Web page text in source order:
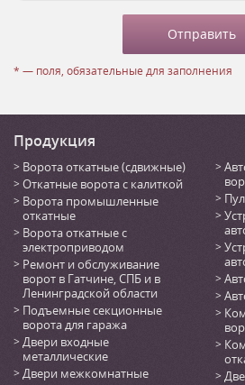
* — поля, обязательные для заполнения
Продукция
Ворота откатные (сдвижные)
Откатные ворота с калиткой
Ворота промышленные
откатные
Ворота откатные с
электроприводом
Ремонт и обслуживание
ворот в Гатчине, СПБ и в
Ленинградской области
Подъемные секционные
ворота для гаража
Двери входные
металлические
Двери межкомнатные